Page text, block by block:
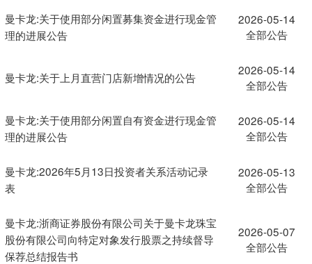
曼卡龙:关于使用部分闲置募集资金进行现金管
理的进展公告
2026-05-14
全部公告
曼卡龙:关于上月直营门店新增情况的公告
2026-05-14
全部公告
曼卡龙:关于使用部分闲置自有资金进行现金管
理的进展公告
2026-05-14
全部公告
曼卡龙:2026年5月13日投资者关系活动记录
表
2026-05-13
全部公告
曼卡龙:浙商证券股份有限公司关于曼卡龙珠宝
股份有限公司向特定对象发行股票之持续督导
保荐总结报告书
2026-05-07
全部公告